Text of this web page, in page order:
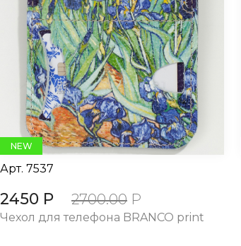
NEW
Арт. 7537
2450 Р 2700.00 Р
Чехол для телефона BRANCO print